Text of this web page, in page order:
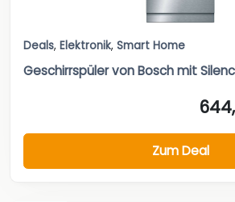
Deals, Elektronik, Smart Home
Geschirrspüler von Bosch mit
Zum Deal